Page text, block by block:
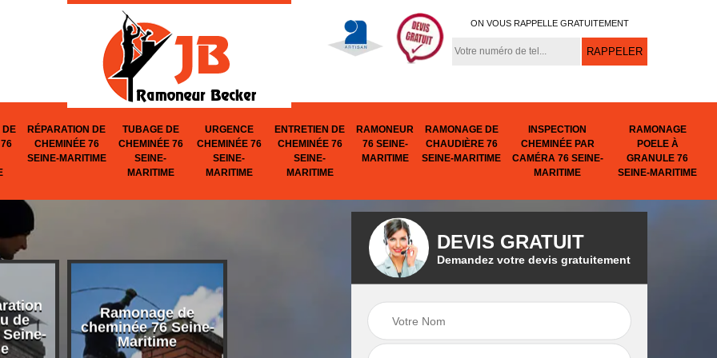
ON VOUS RAPPELLE GRATUITEMENT
DE
RÉPARATION DE
CHEMINÉE 76
SEINE-MARITIME
TUBAGE DE
CHEMINÉE 76
SEINE-
MARITIME
URGENCE
CHEMINÉE 76
SEINE-
MARITIME
ENTRETIEN DE
CHEMINÉE 76
SEINE-
MARITIME
RAMONEUR
76 SEINE-
MARITIME
RAMONAGE DE
CHAUDIÈRE 76
SEINE-MARITIME
INSPECTION
CHEMINÉE PAR
CAMÉRA 76 SEINE-
MARITIME
RAMONAGE
POELE À
GRANULE 76
SEINE-MARITIME
de
Ramonage de
cheminée 76 Seine-
Maritime
cheminée 76 Seine-
cheminée 76 Seine-
Maritime
Urgence cheminée
76 Seine-Maritime
DEVIS GRATUIT
Demandez votre devis gratuitement